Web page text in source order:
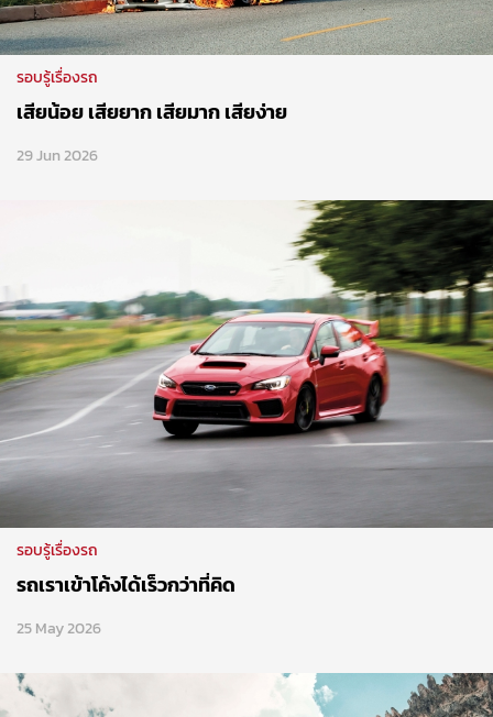
รอบรู้เรื่องรถ
เสียน้อย เสียยาก เสียมาก เสียง่าย
29 Jun 2026
รอบรู้เรื่องรถ
รถเราเข้าโค้งได้เร็วกว่าที่คิด
25 May 2026